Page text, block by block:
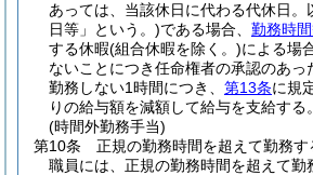
あっては、当該休日に代わる代休日。
日等」という。)である場合、 勤務時
する休暇(組合休暇を除く。)による場
ないことにつき任命権者の承認のあっ
勤務しない1時間につき、 第13条に規
りの給与額を減額して給与を支給する。
(時間外勤務手当)
第10条
正規の勤務時間を超えて勤務
職員には、正規の勤務時間を超えて勤